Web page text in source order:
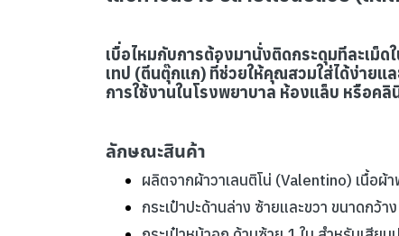
เบื่อไหมกับการต้องมานั่งติดกระดุมทีละเม็ด
เทป (ตีนตุ๊กแก) ที่ช่วยให้คุณสวมใส่ได้ง่ายแ
การใช้งานในโรงพยาบาล ห้องแล็บ หรือค
ลักษณะสินค้า
ผลิตจากผ้าวาเลนติโน่ (Valentino) เนื้อผ้
กระเป๋าปะด้านล่าง ซ้ายและขวา ขนาดกว้าง